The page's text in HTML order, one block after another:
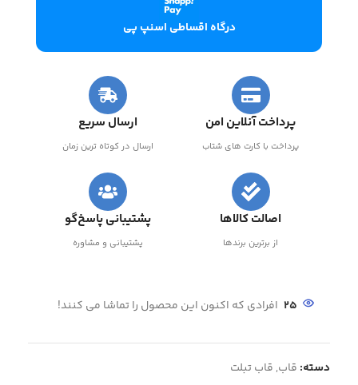
درگاه اقساطی اسنپ پی
پرداخت آنلاین امن
پرداخت با کارت های شتاب
ارسال سریع
ارسال در کوتاه ترین زمان
اصالت کالاها
از برترین برندها
پشتیبانی پاسخ‌گو
پشتیبانی و مشاوره
25 افرادی که اکنون این محصول را تماشا می کنند!
دسته: قاب, قاب تبلت